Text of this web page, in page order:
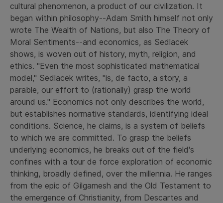
cultural phenomenon, a product of our civilization. It
began within philosophy--Adam Smith himself not only
wrote The Wealth of Nations, but also The Theory of
Moral Sentiments--and economics, as Sedlacek
shows, is woven out of history, myth, religion, and
ethics. "Even the most sophisticated mathematical
model," Sedlacek writes, "is, de facto, a story, a
parable, our effort to (rationally) grasp the world
around us." Economics not only describes the world,
but establishes normative standards, identifying ideal
conditions. Science, he claims, is a system of beliefs
to which we are committed. To grasp the beliefs
underlying economics, he breaks out of the field's
confines with a tour de force exploration of economic
thinking, broadly defined, over the millennia. He ranges
from the epic of Gilgamesh and the Old Testament to
the emergence of Christianity, from Descartes and